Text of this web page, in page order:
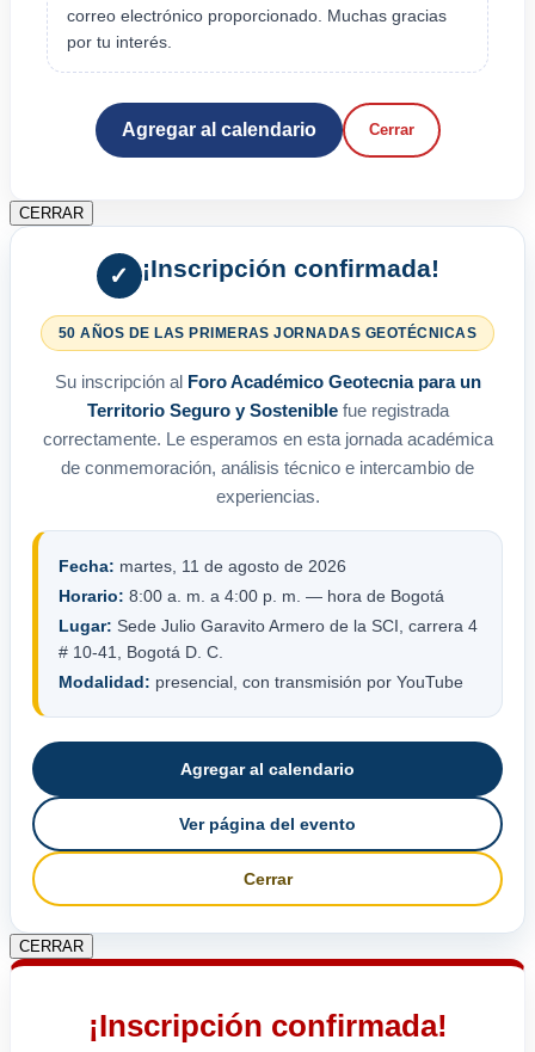
correo electrónico proporcionado. Muchas gracias
por tu interés.
Agregar al calendario Cerrar
CERRAR
✓ ¡Inscripción confirmada!
50 AÑOS DE LAS PRIMERAS JORNADAS GEOTÉCNICAS
Su inscripción al Foro Académico Geotecnia para un
Territorio Seguro y Sosteniblefue registrada
correctamente. Le esperamos en esta jornada académica
de conmemoración, análisis técnico e intercambio de
experiencias.
Fecha: martes, 11 de agosto de 2026
Horario: 8:00 a. m. a 4:00 p. m. — hora de Bogotá
Lugar: Sede Julio Garavito Armero de la SCI, carrera 4
# 10-41, Bogotá D. C.
Modalidad: presencial, con transmisión por YouTube
Agregar al calendario
Ver página del evento
Cerrar
CERRAR
¡Inscripción confirmada!